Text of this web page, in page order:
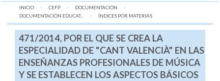
INICIO CEFP
DOCUMENTACIÓN
DOCUMENTACIÓN EDUCAT...
AQUÍ:
ÍNDICES POR MATERIAS
471/2014, POR EL QUE SE CREA LA
ESPECIALIDAD DE "CANT VALENCIÀ" EN LAS
ENSEÑANZAS PROFESIONALES DE MÚSICA
Y SE ESTABLECEN LOS ASPECTOS BÁSICOS